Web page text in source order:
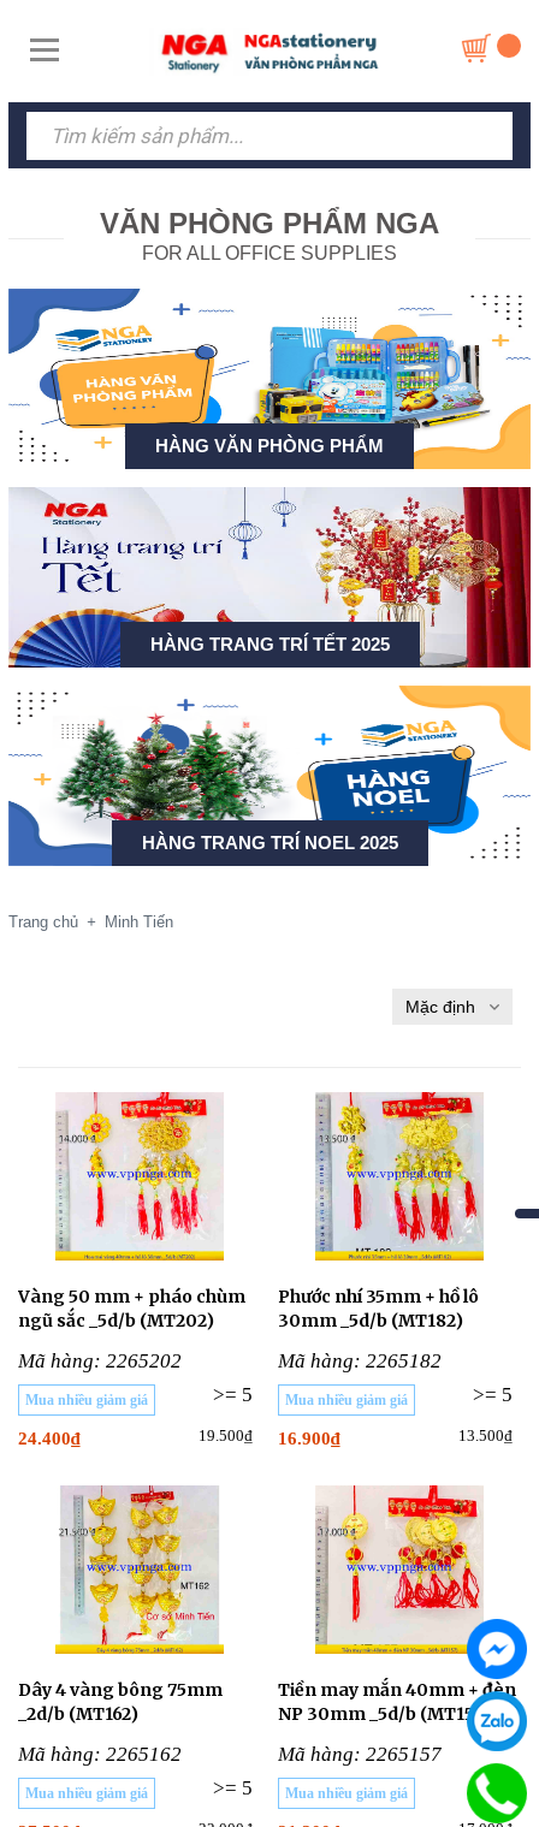
VĂN PHÒNG PHẨM NGA
FOR ALL OFFICE SUPPLIES
HÀNG VĂN PHÒNG PHẨM
HÀNG TRANG TRÍ TẾT 2025
HÀNG TRANG TRÍ NOEL 2025
Trang chủ + Minh Tiến
Vàng 50 mm + pháo chùm
ngũ sắc _5d/b (MT202)
Mã hàng: 2265202
Mua nhiều giảm giá >= 5
24.400₫ 19.500₫
Phước nhí 35mm + hồ lô
30mm _5d/b (MT182)
Mã hàng: 2265182
Mua nhiều giảm giá >= 5
16.900₫ 13.500₫
Dây 4 vàng bông 75mm
_2d/b (MT162)
Mã hàng: 2265162
Mua nhiều giảm giá >= 5
Tiền may mắn 40mm + đèn
NP 30mm _5d/b (MT157)
Mã hàng: 2265157
Mua nhiều giảm giá >= 5